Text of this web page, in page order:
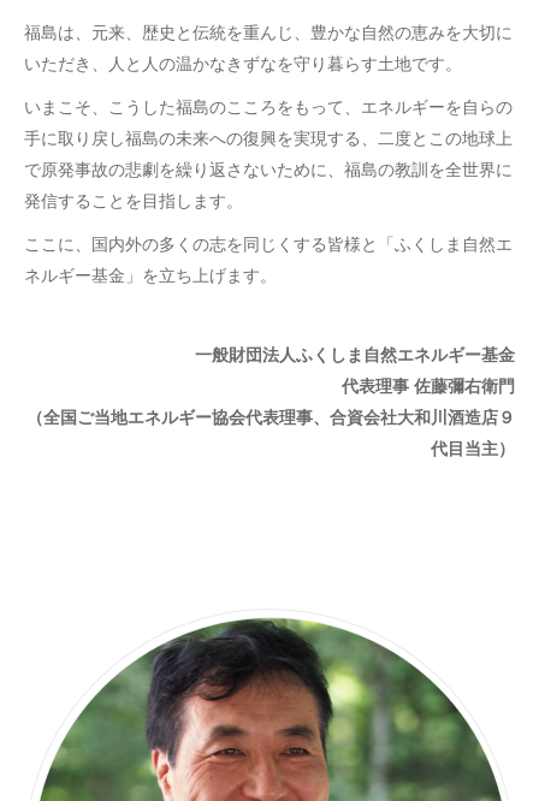
福島は、元来、歴史と伝統を重んじ、豊かな自然の恵みを大切に
いただき、人と人の温かなきずなを守り暮らす土地です。
いまこそ、こうした福島のこころをもって、エネルギーを自らの
手に取り戻し福島の未来への復興を実現する、二度とこの地球上
で原発事故の悲劇を繰り返さないために、福島の教訓を全世界に
発信することを目指します。
ここに、国内外の多くの志を同じくする皆様と「ふくしま自然エ
ネルギー基金」を立ち上げます。
一般財団法人ふくしま自然エネルギー基金
代表理事 佐藤彌右衛門
（全国ご当地エネルギー協会代表理事、合資会社大和川酒造店９
代目当主）